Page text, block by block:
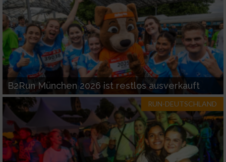
B2Run München 2026 ist restlos ausverkauft
RUN-DEUTSCHLAND